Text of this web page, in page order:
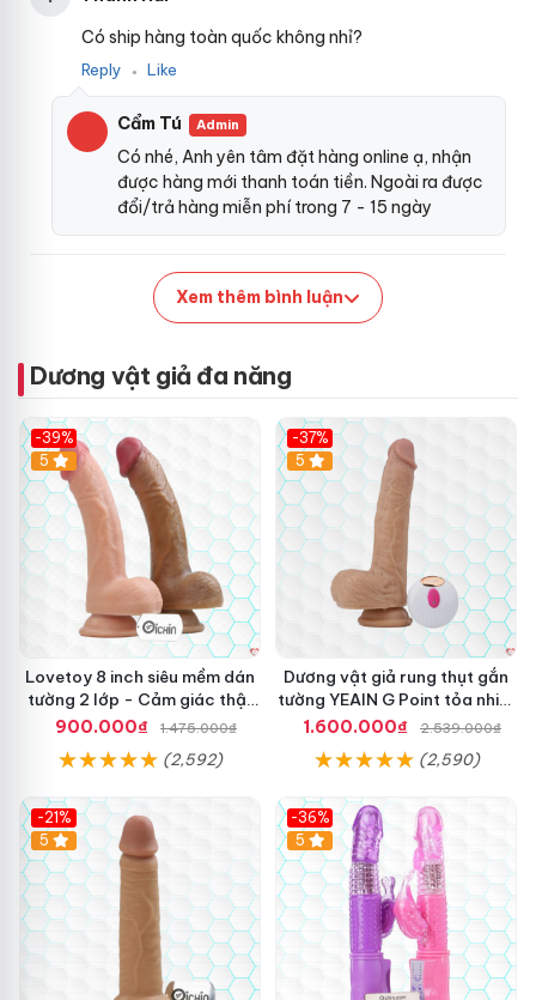
Có ship hàng toàn quốc không nhỉ?
Reply ● Like
Cẩm Tú Admin
Có nhé, Anh yên tâm đặt hàng online ạ, nhận
được hàng mới thanh toán tiền. Ngoài ra được
đổi/trả hàng miễn phí trong 7 - 15 ngày
Xem thêm bình luận
Dương vật giả đa năng
-39%
Hot
5
Lovetoy 8 inch siêu mềm dán
tường 2 lớp - Cảm giác thật
nhất
900.000₫ 1.475.000₫
(2,592)
-37%
5
Dương vật giả rung thụt gắn
tường YEAIN G Point tỏa nhiệt
điều khiển từ xa
1.600.000₫ 2.539.000₫
(2,590)
-21%
Hot
5
-36%
Hot
5